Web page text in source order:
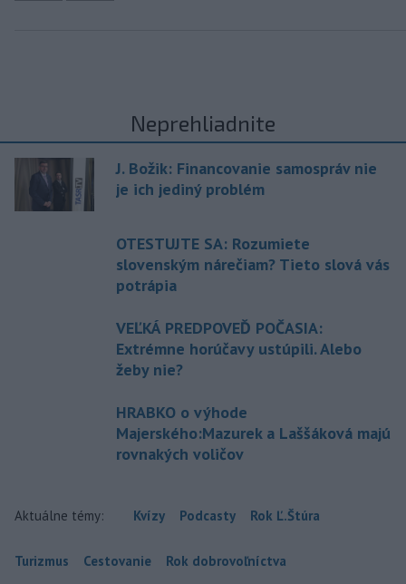
Neprehliadnite
J. Božik: Financovanie samospráv nie
je ich jediný problém
OTESTUJTE SA: Rozumiete
slovenským nárečiam? Tieto slová vás
potrápia
VEĽKÁ PREDPOVEĎ POČASIA:
Extrémne horúčavy ustúpili. Alebo
žeby nie?
HRABKO o výhode
Majerského:Mazurek a Laššáková majú
rovnakých voličov
Aktuálne témy: Kvízy Podcasty Rok Ľ.Štúra
Turizmus Cestovanie Rok dobrovoľníctva